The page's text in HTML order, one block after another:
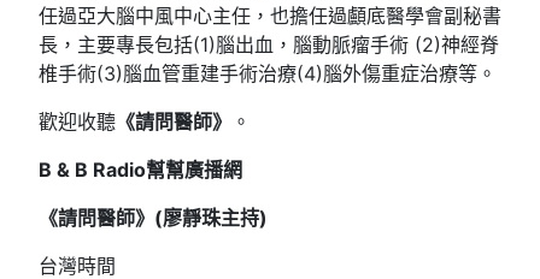
任過亞大腦中風中心主任，也擔任過顱底醫學會副秘書
長，主要專長包括(1)腦出血，腦動脈瘤手術 (2)神經脊
椎手術(3)腦血管重建手術治療(4)腦外傷重症治療等。
歡迎收聽 《請問醫師》
。
B & B Radio幫幫廣播網
《請問醫師》(廖靜珠主持)
台灣時間